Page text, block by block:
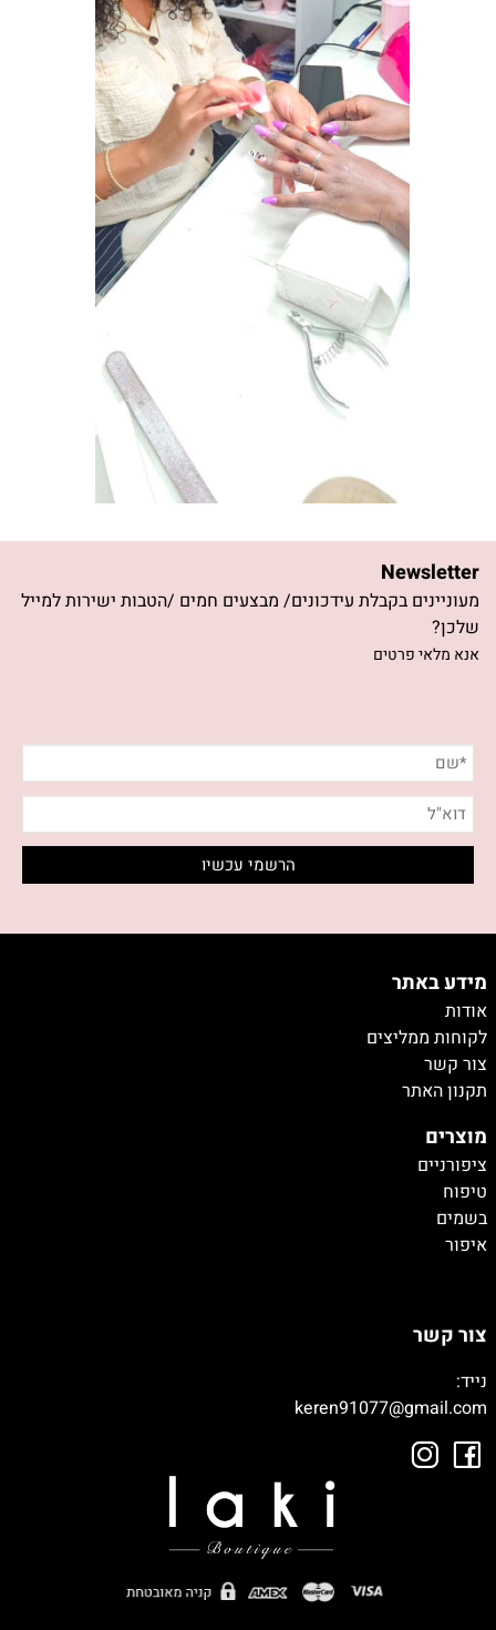
Newsletter
מעוניינים בקבלת עידכונים/ מבצעים חמים /הטבות ישירות למייל
שלכן?
אנא מלאי פרטים
מידע באתר
אודות
לקוחות ממליצים
צור קשר
תקנון האתר
מוצרים
ציפורניים
טיפוח
בשמים
איפור
צור קשר
נייד:
keren91077@gmail.com